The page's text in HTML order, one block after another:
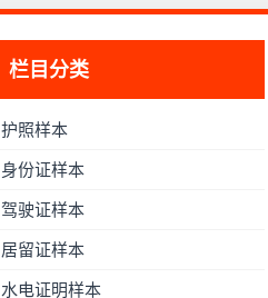
栏目分类
护照样本
身份证样本
驾驶证样本
居留证样本
水电证明样本